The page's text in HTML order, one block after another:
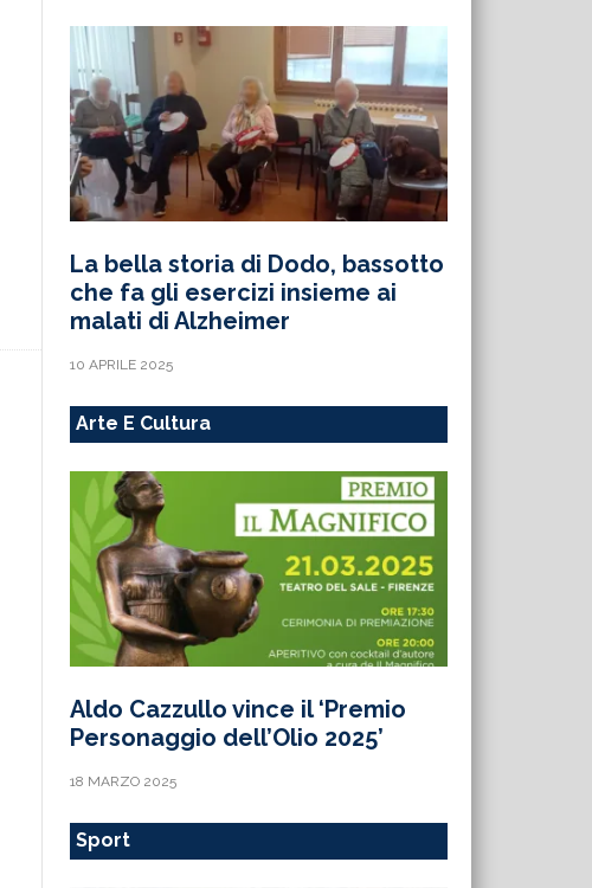
La bella storia di Dodo, bassotto
che fa gli esercizi insieme ai
malati di Alzheimer
10 APRILE 2025
Arte E Cultura
Aldo Cazzullo vince il ‘Premio
Personaggio dell’Olio 2025’
18 MARZO 2025
Sport